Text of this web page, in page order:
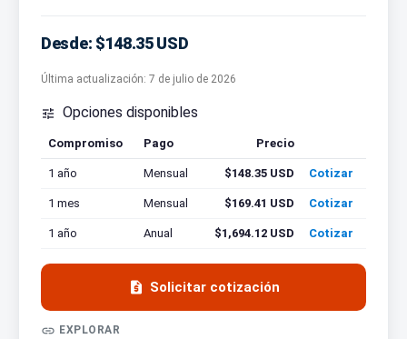
Desde: $148.35 USD
Última actualización: 7 de julio de 2026
 Opciones disponibles
Compromiso Pago Precio
1 año
Mensual $148.35 USD Cotizar
1 mes Mensual $169.41 USD Cotizar
1 año Anual $1,694.12 USD Cotizar
 Solicitar cotización
 EXPLORAR